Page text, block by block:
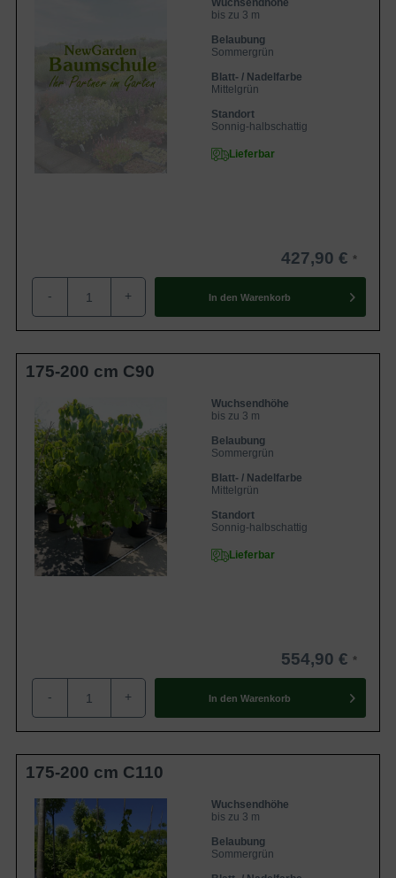
Wuchsendhöhe
bis zu 3 m
Belaubung
Sommergrün
Blatt- / Nadelfarbe
Mittelgrün
Standort
Sonnig-halbschattig
Lieferbar
427,90 €
- + In den Warenkorb
175-200 cm C90
Wuchsendhöhe
bis zu 3 m
Belaubung
Sommergrün
Blatt- / Nadelfarbe
Mittelgrün
Standort
Sonnig-halbschattig
Lieferbar
554,90 €
- + In den Warenkorb
175-200 cm C110
Wuchsendhöhe
bis zu 3 m
Belaubung
Sommergrün